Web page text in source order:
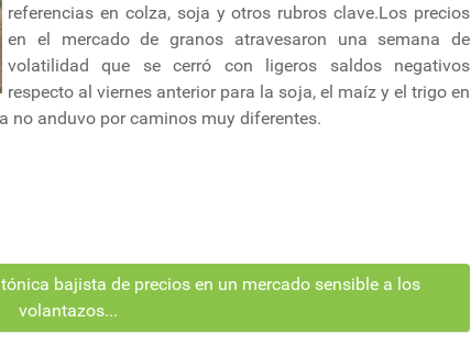
referencias en colza, soja y otros rubros clave.Los precios
en el mercado de granos atravesaron una semana de
volatilidad que se cerró con ligeros saldos negativos
respecto al viernes anterior para la soja, el maíz y el trigo en
no anduvo por caminos muy diferentes.
bajista de precios en un mercado sensible a los
volantazos...